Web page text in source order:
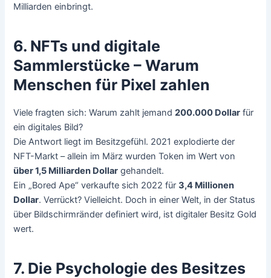
Milliarden einbringt.
6. NFTs und digitale
Sammlerstücke – Warum
Menschen für Pixel zahlen
Viele fragten sich: Warum zahlt jemand200.000 Dollar für
ein digitales Bild?
Die Antwort liegt im Besitzgefühl. 2021 explodierte der
NFT-Markt – allein im März wurden Token im Wert von
über 1,5 Milliarden Dollar gehandelt.
Ein „Bored Ape“ verkaufte sich 2022 für3,4 Millionen
Dollar. Verrückt? Vielleicht. Doch in einer Welt, in der Status
über Bildschirmränder definiert wird, ist digitaler Besitz Gold
wert.
7. Die Psychologie des Besitzes